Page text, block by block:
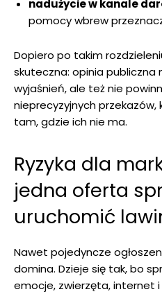
nadużycie w kanale
pomocy wbrew
Dopiero po takim
skuteczna: opinia
wyjaśnień, ale też nie
nieprecyzyjnych
tam, gdzie ich nie ma.
Ryzyka dla
jedna oferta
uruchomić
Nawet pojedyncze
domina. Dzieje się tak, bo
emocje, zwierzęta, internet